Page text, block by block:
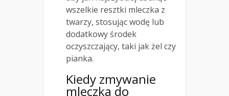
wszelkie resztki mleczka z
twarzy, stosując wodę lub
dodatkowy środek
oczyszczający, taki jak żel czy
pianka.
Kiedy zmywanie
mleczka do